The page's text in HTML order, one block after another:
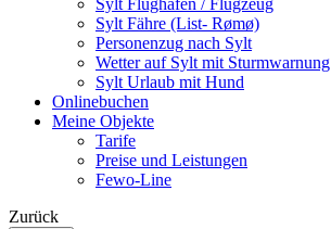
Sylt Flughafen / Flugzeug
Sylt Fähre (List- Rømø)
Personenzug nach Sylt
Wetter auf Sylt mit Sturmwarnung
Sylt Urlaub mit Hund
Onlinebuchen
Meine Objekte
Tarife
Preise und Leistungen
Fewo-Line
Zurück